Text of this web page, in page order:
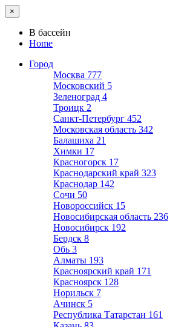
×
В бассейн
Home
Город
Москва 777
Московский 5
Зеленоград 4
Троицк 2
Санкт-Петербург 452
Московская область 342
Балашиха 21
Химки 17
Красногорск 17
Краснодарский край 323
Краснодар 142
Сочи 50
Новороссийск 15
Новосибирская область 236
Новосибирск 192
Бердск 8
Обь 3
Алматы 193
Красноярский край 171
Красноярск 128
Норильск 7
Ачинск 5
Республика Татарстан 161